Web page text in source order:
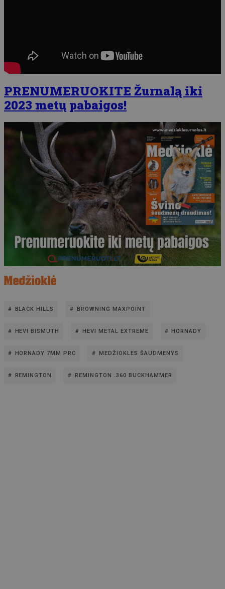
PRENUMERUOKITE Žurnalą iki
2023 metų pabaigos!
BLACK HILLS BROWNING MAXPOINT
HEVI BISMUTH HEVI METAL EXTREME HORNADY
HORNADY 7MM PRC MEDŽIOKLES ŠAUDMENYS
REMINGTON REMINGTON .360 BUCKHAMMER